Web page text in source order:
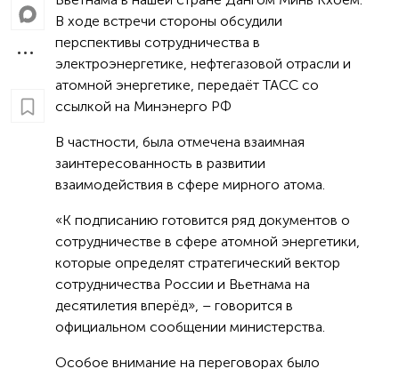
В ходе встречи стороны обсудили
перспективы сотрудничества в
электроэнергетике, нефтегазовой отрасли и
атомной энергетике, передаёт ТАСС со
ссылкой на Минэнерго РФ
В частности, была отмечена взаимная
заинтересованность в развитии
взаимодействия в сфере мирного атома.
«К подписанию готовится ряд документов о
сотрудничестве в сфере атомной энергетики,
которые определят стратегический вектор
сотрудничества России и Вьетнама на
десятилетия вперёд», – говорится в
официальном сообщении министерства.
Особое внимание на переговорах было